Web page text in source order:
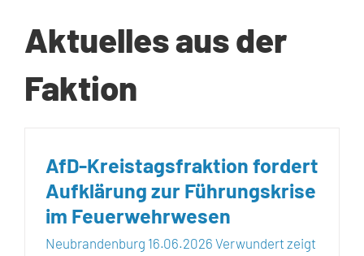
Aktuelles aus der
Faktion
AfD-Kreistagsfraktion fordert
Aufklärung zur Führungskrise
im Feuerwehrwesen
Neubrandenburg 16.06.2026 Verwundert zeigt